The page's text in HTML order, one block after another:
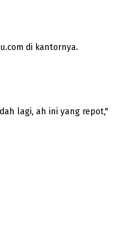
di kantornya.
lagi, ah ini yang repot,"